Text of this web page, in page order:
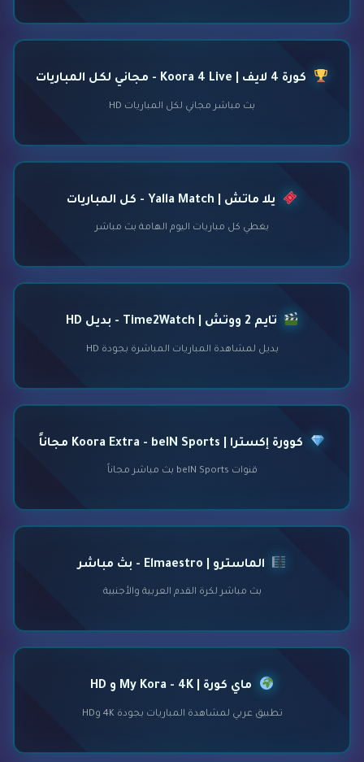
كورة 4 لايف | Koora 4 Live - مجاني لكل المباريات
بث مباشر مجاني لكل المباريات HD
يلا ماتش | Yalla Match - كل المباريات
يغطي كل مباريات اليوم الهامة بث مباشر
تايم 2 ووتش | Time2Watch - بديل HD
بديل لمشاهدة المباريات المباشرة بجودة HD
كوورة إكسترا | Koora Extra - beIN Sports مجاناً
قنوات beIN Sports بث مباشر مجاناً
الماسترو | Elmaestro - بث مباشر
بث مباشر لكرة القدم العربية والأجنبية
ماي كورة | My Kora - 4K و HD
تطبيق عربي لمشاهدة المباريات بجودة 4K وHD